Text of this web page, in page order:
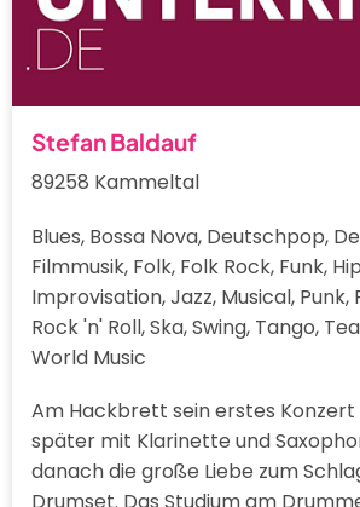
Stefan Baldauf
89258 Kammeltal
Blues, Bossa Nova, Deutschpop,
Filmmusik, Folk, Folk Rock, Funk,
Improvisation, Jazz, Musical, Punk,
Rock 'n' Roll, Ska, Swing, Tango,
World Music
Am Hackbrett sein erstes
später mit Klarinette und
danach die große Liebe zum
Drumset. Das Studium am